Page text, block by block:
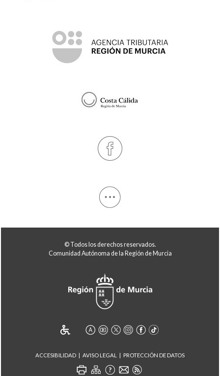
© Todos los derechos reservados.
Comunidad Autónoma de la Región de Murcia
ACCESIBILIDAD AVISO LEGAL PROTECCIÓN DE DATOS